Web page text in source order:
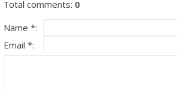
Total comments: 0
Name *:
Email *: